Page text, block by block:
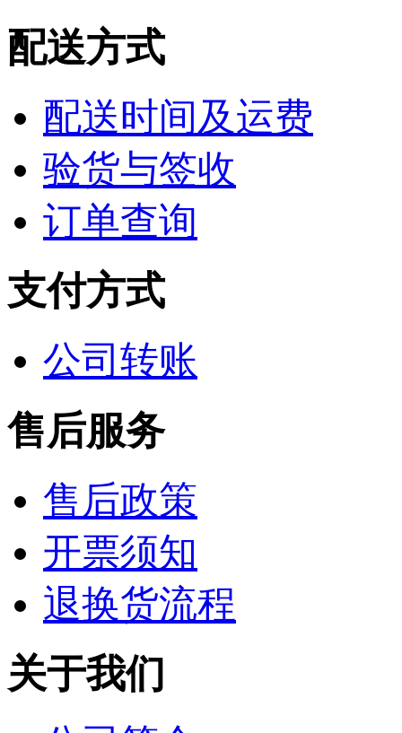
配送方式
配送时间及运费
验货与签收
订单查询
支付方式
公司转账
售后服务
售后政策
开票须知
退换货流程
关于我们